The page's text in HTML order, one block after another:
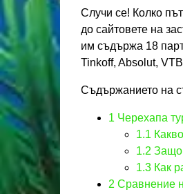
Случи се! Колко
до сайтовете на
им съдържа 18
Tinkoff, Absolut,
Съдържанието на
1 Черехапа
1.1
1.2 Защо
1.3 Как
2 Сравнение